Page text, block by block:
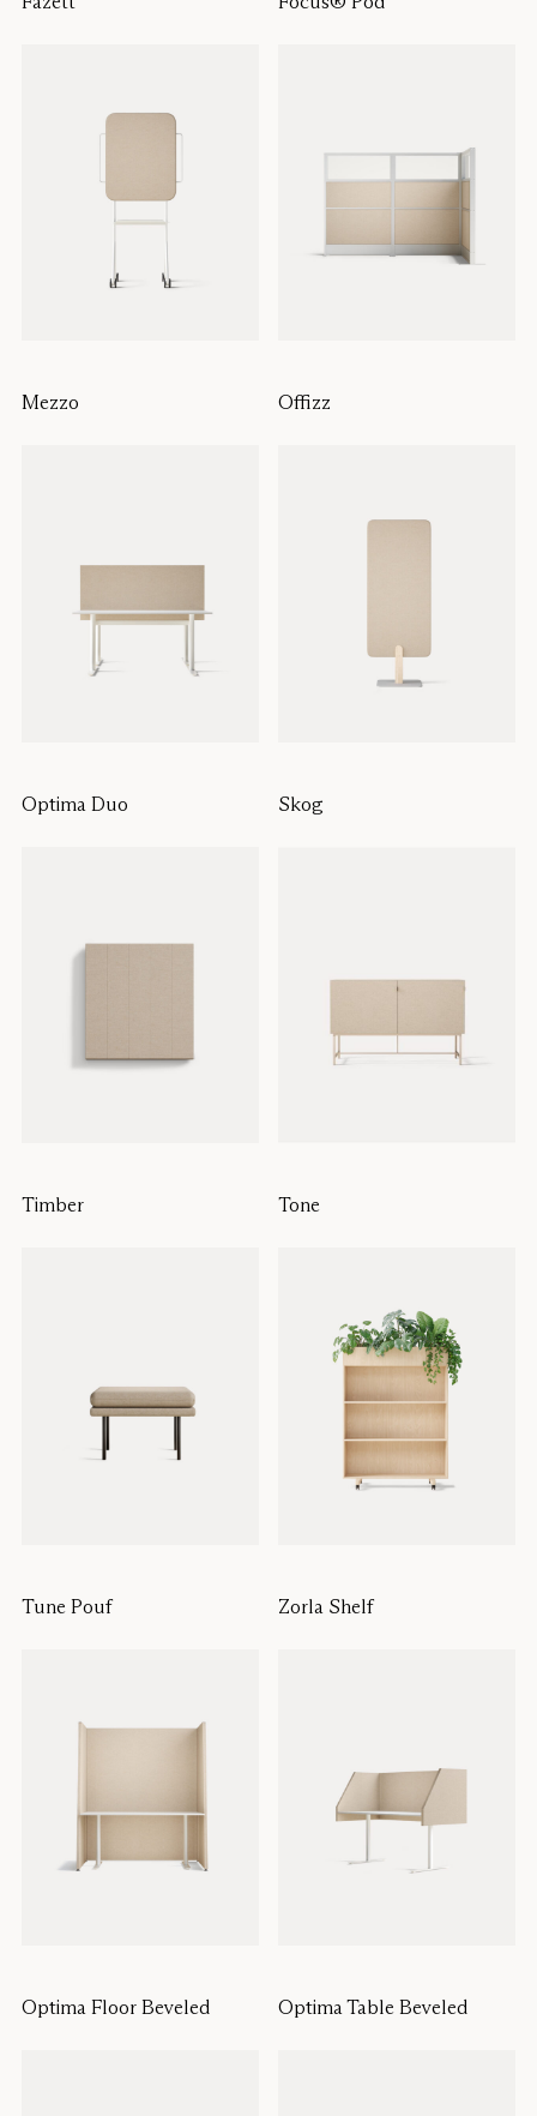
Mezzo Offizz
Optima Duo Skog
Timber Tone
Tune Pouf Zorla Shelf
Optima Floor Beveled Optima Table Beveled